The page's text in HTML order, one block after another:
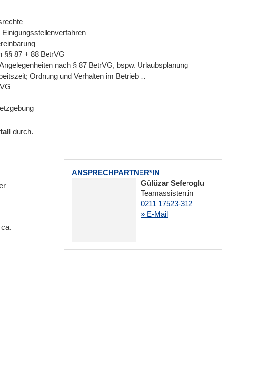
§§ 87 + 88 BetrVG
nach § 87 BetrVG, bspw. Urlaubsplanung
Ordnung und Verhalten im Betrieb…
durch.
ANSPRECHPARTNER*IN
Gülüzar Seferoglu
Teamassistentin
0211 17523-312
» E-Mail